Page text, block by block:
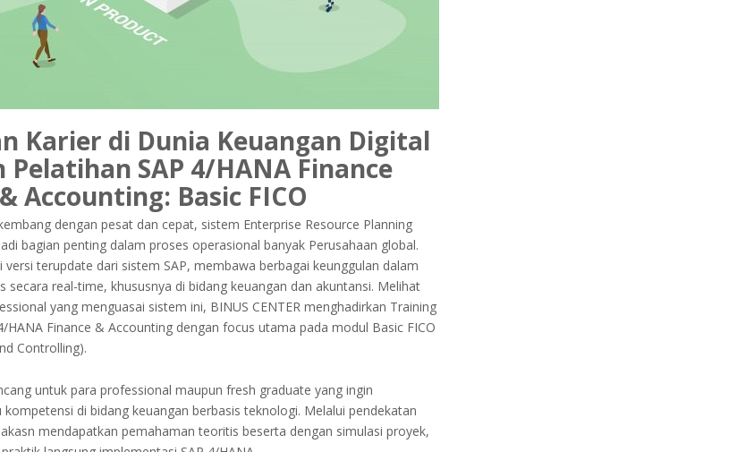
Karier di Dunia Keuangan Digital
Pelatihan SAP 4/HANA Finance
& Accounting: Basic FICO
dengan pesat dan cepat, sistem Enterprise Resource Planning
bagian penting dalam proses operasional banyak Perusahaan global.
versi terupdate dari sistem SAP, membawa berbagai keunggulan dalam
secara real-time, khususnya di bidang keuangan dan akuntansi. Melihat
yang menguasai sistem ini, BINUS CENTER menghadirkan Training
HANA Finance & Accounting dengan focus utama pada modul Basic FICO
Controlling).
untuk para professional maupun fresh graduate yang ingin
di bidang keuangan berbasis teknologi. Melalui pendekatan
mendapatkan pemahaman teoritis beserta dengan simulasi proyek,